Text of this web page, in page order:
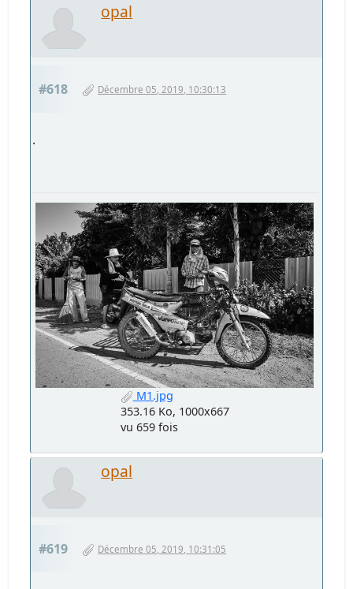
opal
#618 Décembre 05, 2019, 10:30:13
.
M1.jpg
353.16 Ko, 1000x667
vu 659 fois
opal
#619 Décembre 05, 2019, 10:31:05